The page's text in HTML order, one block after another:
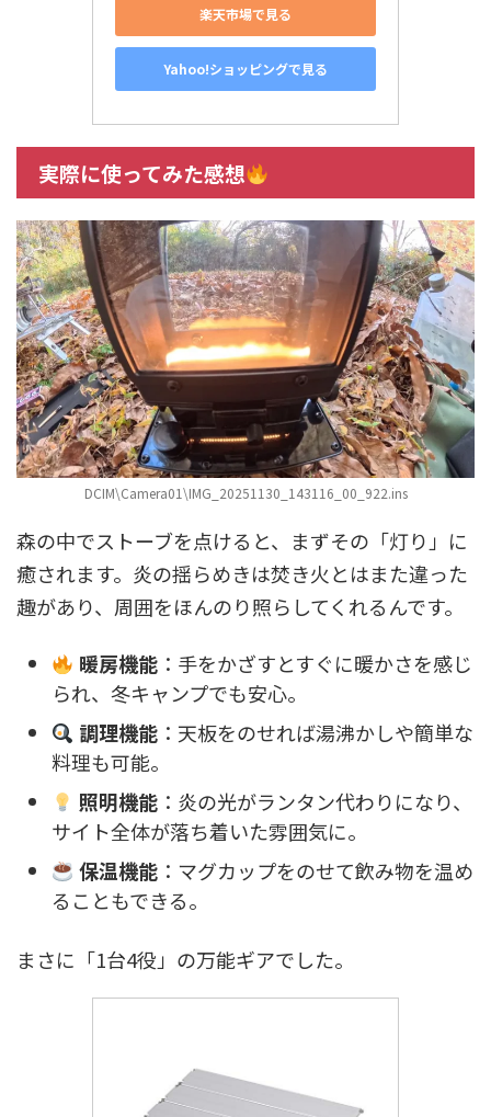
楽天市場で見る
Yahoo!ショッピングで見る
実際に使ってみた感想
DCIM\Camera01\IMG_20251130_143116_00_922.ins
森の中でストーブを点けると、まずその「灯り」に
癒されます。炎の揺らめきは焚き火とはまた違った
趣があり、周囲をほんのり照らしてくれるんです。
暖房機能：手をかざすとすぐに暖かさを感じ
られ、冬キャンプでも安心。
調理機能：天板をのせれば湯沸かしや簡単な
料理も可能。
照明機能：炎の光がランタン代わりになり、
サイト全体が落ち着いた雰囲気に。
保温機能：マグカップをのせて飲み物を温め
ることもできる。
まさに「1台4役」の万能ギアでした。